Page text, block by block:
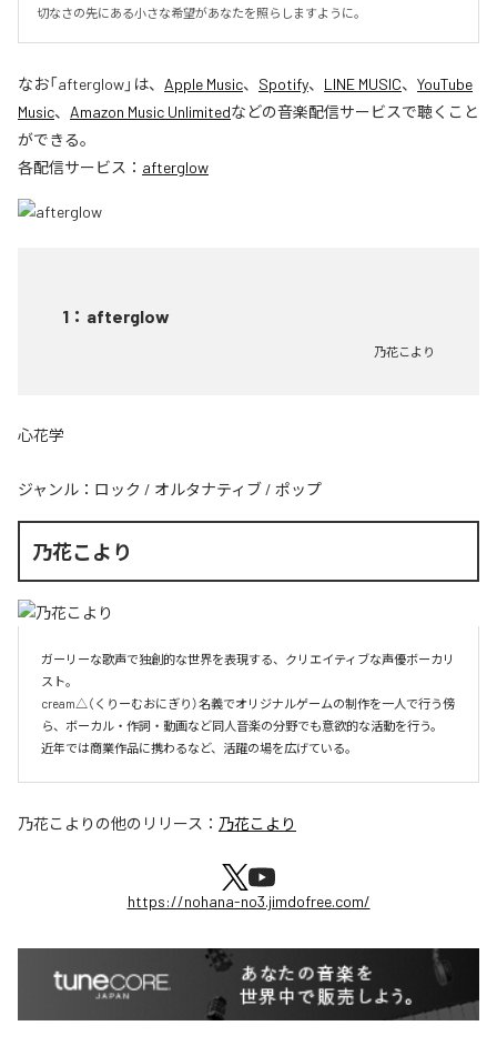
切なさの先にある小さな希望があなたを照らしますように。
なお「afterglow」は、 Apple Music、 Spotify、 LINE MUSIC、 YouTube
Music、 Amazon Music Unlimitedなどの音楽配信サービスで聴くこと
ができる。
各配信サービス： afterglow
1 ： afterglow
乃花こより
心花学
ジャンル： ロック / オルタナティブ / ポップ
乃花こより
ガーリーな歌声で独創的な世界を表現する、クリエイティブな声優ボーカリ
スト。
cream△（くりーむおにぎり）名義でオリジナルゲームの制作を一人で行う傍
ら、ボーカル・作詞・動画など同人音楽の分野でも意欲的な活動を行う。
近年では商業作品に携わるなど、活躍の場を広げている。
乃花こより の他のリリース： 乃花こより
https://nohana-no3.jimdofree.com/